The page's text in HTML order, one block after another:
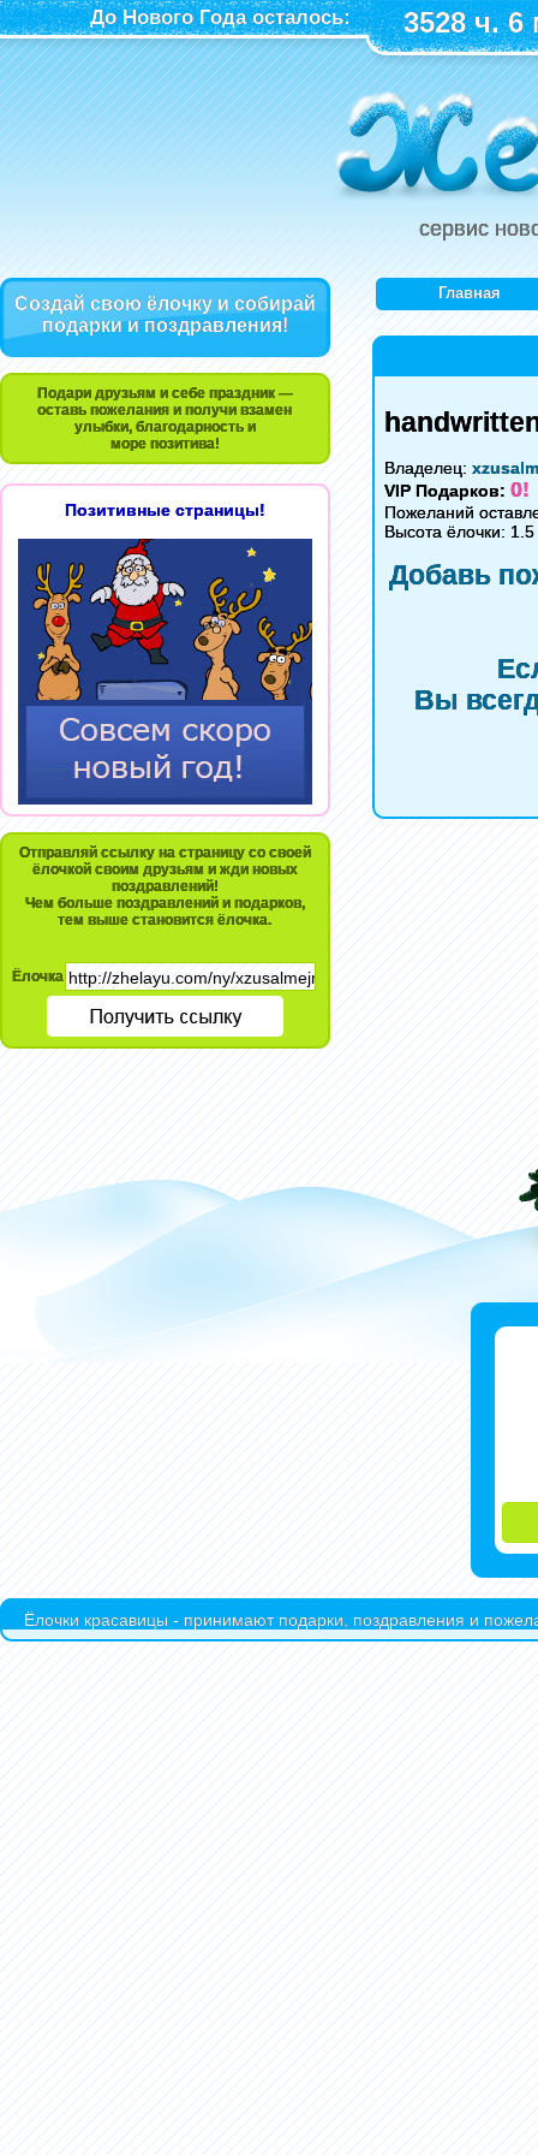
До Нового Года осталось: 3528 ч. 6
сервис
Создай свою ёлочку и собирай
подарки и поздравления!
Подари друзьям и себе праздник —
оставь пожелания и получи взамен
улыбки, благодарность и
море позитива!
Позитивные страницы!
Отправляй ссылку на страницу со своей
ёлочкой своим друзьям и жди новых
поздравлений!
Чем больше поздравлений и подарков,
тем выше становится ёлочка.
Ёлочка
Главная
Владелец:
VIP Подарков: 0!
Пожеланий
Высота ёлочки:
Добавь
Вы
Ёлочки красавицы - принимают подарки, поздравления и